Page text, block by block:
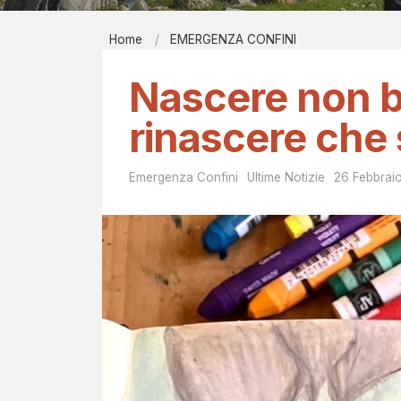
Contatti
Home EMERGENZA CONFINI
Nascere non
rinascere che
Emergenza Confini Ultime Notizie 26